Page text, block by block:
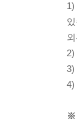
2)
3)
4)
※